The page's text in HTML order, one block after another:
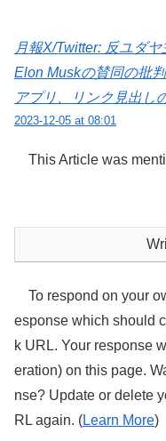
月報X/Twitter: 反ユダ
Elon Muskの賛同の批
アプリ、リンク見出し
2023-12-05 at 08:01
This Article was
To respond on your
esponse which should
k URL. Your response
eration) on this page.
nse? Update or delete
RL again. (Learn More)